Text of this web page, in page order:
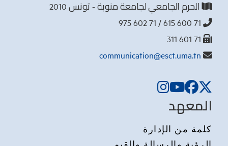
الحرم الجامعي لجامعة منوبة - تونس 2010
communication@esct.uma.tn
المعهد
كلمة من الإدارة